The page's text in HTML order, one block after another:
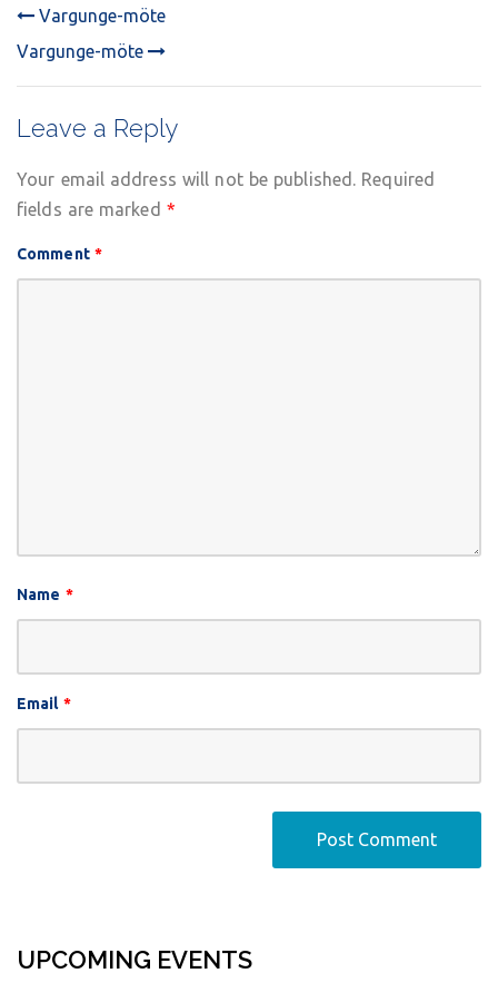
POST
NAVIGATION
Vargunge-möte
Vargunge-möte
Leave a Reply
Your email address will not be published. Required
fields are marked *
Comment *
Name *
Email *
UPCOMING EVENTS